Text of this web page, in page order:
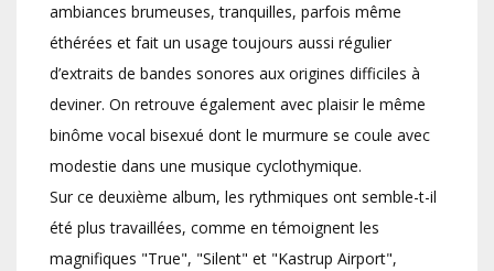
ambiances brumeuses, tranquilles, parfois même
éthérées et fait un usage toujours aussi régulier
d’extraits de bandes sonores aux origines difficiles à
deviner. On retrouve également avec plaisir le même
binôme vocal bisexué dont le murmure se coule avec
modestie dans une musique cyclothymique.
Sur ce deuxième album, les rythmiques ont semble-t-il
été plus travaillées, comme en témoignent les
magnifiques "True", "Silent" et "Kastrup Airport",